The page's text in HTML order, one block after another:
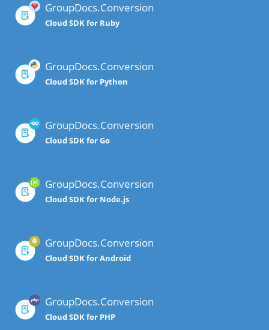
GroupDocs.Conversion
Cloud SDK for Ruby
GroupDocs.Conversion
Cloud SDK for Python
GroupDocs.Conversion
Cloud SDK for Go
GroupDocs.Conversion
Cloud SDK for Node.js
GroupDocs.Conversion
Cloud SDK for Android
GroupDocs.Conversion
Cloud SDK for PHP